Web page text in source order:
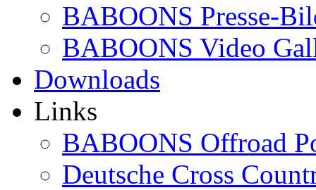
BABOONS Presse-
BABOONS Video
Downloads
Links
BABOONS Offroad
Deutsche Cross